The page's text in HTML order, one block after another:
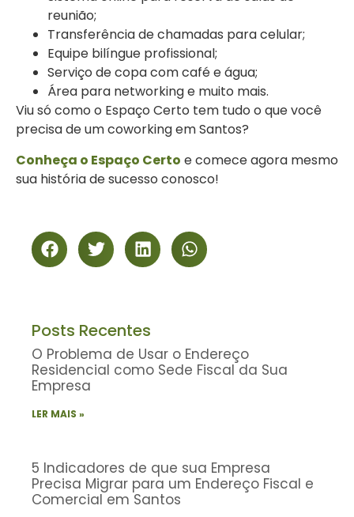
reunião;
Transferência de chamadas para celular;
Equipe bilíngue profissional;
Serviço de copa com café e água;
Área para networking e muito mais.
Viu só como o Espaço Certo tem tudo o que você
precisa de um coworking em Santos?
Conheça o Espaço Certo e comece agora mesmo
sua história de sucesso conosco!
Posts Recentes
O Problema de Usar o Endereço
Residencial como Sede Fiscal da Sua
Empresa
LER MAIS »
5 Indicadores de que sua Empresa
Precisa Migrar para um Endereço Fiscal e
Comercial em Santos